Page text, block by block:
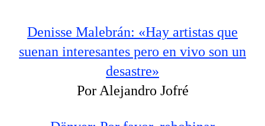
Denisse Malebrán: «Hay artistas que
suenan interesantes pero en vivo son un
desastre»
Por Alejandro Jofré